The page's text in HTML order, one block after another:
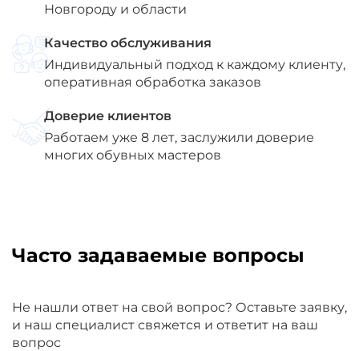
Новгороду и области
Качество обслуживания
Индивидуальный подход к каждому клиенту,
оперативная обработка заказов
Доверие клиентов
Работаем уже 8 лет, заслужили доверие
многих обувных мастеров
Часто задаваемые вопросы
Не нашли ответ на свой вопрос? Оставьте заявку,
и наш специалист свяжется и ответит на ваш
вопрос